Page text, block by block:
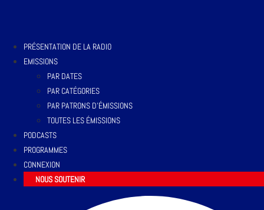
PRÉSENTATION DE LA RADIO
EMISSIONS
PAR DATES
PAR CATÉGORIES
PAR PATRONS D’ÉMISSIONS
TOUTES LES ÉMISSIONS
PODCASTS
PROGRAMMES
CONNEXION
NOUS SOUTENIR